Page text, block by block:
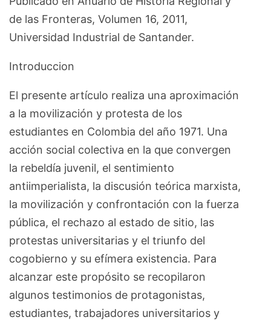
de las Fronteras, Volumen 16, 2011,
Universidad Industrial de Santander.
Introduccion
El presente artículo realiza una aproximación
a la movilización y protesta de los
estudiantes en Colombia del año 1971. Una
acción social colectiva en la que convergen
la rebeldía juvenil, el sentimiento
antiimperialista, la discusión teórica marxista,
la movilización y confrontación con la fuerza
pública, el rechazo al estado de sitio, las
protestas universitarias y el triunfo del
cogobierno y su efímera existencia. Para
alcanzar este propósito se recopilaron
algunos testimonios de protagonistas,
estudiantes, trabajadores universitarios y